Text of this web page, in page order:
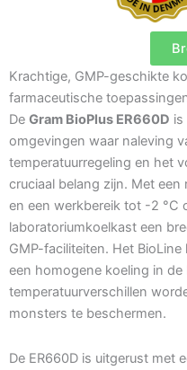
Krachtige, GMP-geschikte
farmaceutische
De Gram BioPlus ER660D
omgevingen waar naleving
temperatuurregeling en het
cruciaal belang zijn. Met
en een werkbereik tot -2 °C
laboratoriumkoelkast een
GMP-faciliteiten. Het
een homogene koeling in
temperatuurverschillen
monsters te beschermen.
De ER660D is uitgerust met